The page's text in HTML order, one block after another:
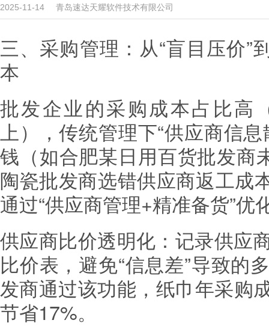
2025-11-14 青岛速达天耀软件技术有限公司
三、采购管理：从“盲目压价”
本
批发企业的采购成本占比高
上），传统管理下“供应商信
钱（如合肥某日用百货批发商
陶瓷批发商选错供应商返工成
通过“供应商管理+精准备货”优
供应商比价透明化：记录供应
比价表，避免“信息差”导致的
发商通过该功能，纸巾年采购
节省17%。